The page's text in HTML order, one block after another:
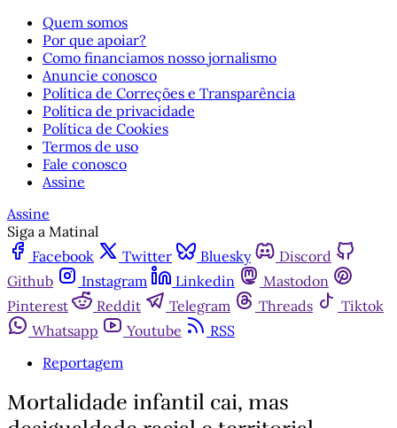
Quem somos
Por que apoiar?
Como financiamos nosso jornalismo
Anuncie conosco
Política de Correções e Transparência
Política de privacidade
Política de Cookies
Termos de uso
Fale conosco
Assine
Assine
Siga a Matinal
Facebook
Twitter Bluesky
Discord
Github
Instagram Linkedin
Mastodon
Pinterest
Reddit Telegram Threads
Tiktok
Whatsapp
Youtube
RSS
Reportagem
Mortalidade infantil cai, mas